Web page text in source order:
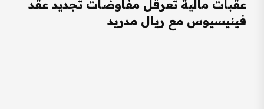
عقبات مالية تعرقل مفاوضات تجديد عقد
فينيسيوس مع ريال مدريد